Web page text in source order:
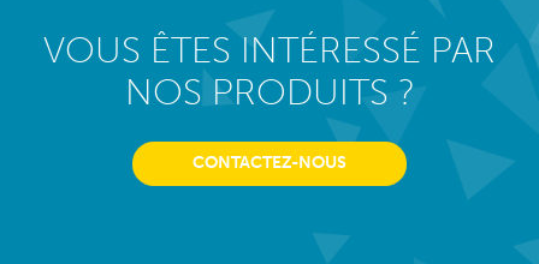
VOUS ÊTES INTÉRESSÉ PAR
NOS PRODUITS ?
CONTACTEZ-NOUS